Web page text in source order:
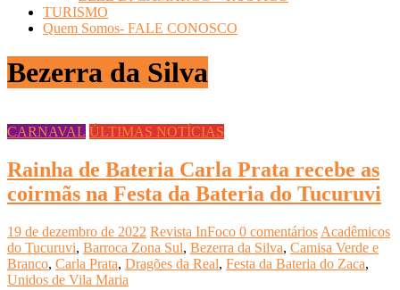
TURISMO
Quem Somos- FALE CONOSCO
Bezerra da Silva
CARNAVAL ÚLTIMAS NOTÍCIAS
Rainha de Bateria Carla Prata recebe as
coirmãs na Festa da Bateria do Tucuruvi
19 de dezembro de 2022 Revista InFoco 0 comentários Acadêmicos
do Tucuruvi, Barroca Zona Sul, Bezerra da Silva, Camisa Verde e
Branco, Carla Prata, Dragões da Real, Festa da Bateria do Zaca,
Unidos de Vila Maria